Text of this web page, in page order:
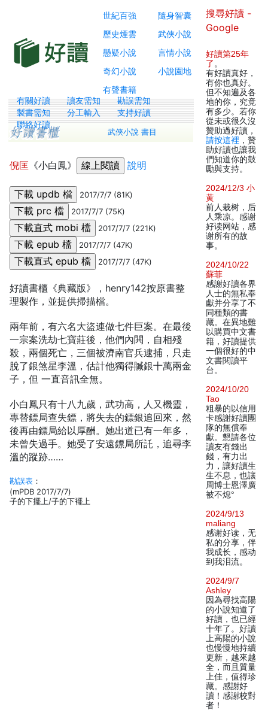
世紀百強
隨身智囊
歷史煙雲
武俠小說
懸疑小說
言情小說
奇幻小說
小說園地
有聲書籍
有關好讀 讀友需知
勘誤需知
製書需知
分工輸入
支持好讀
聯絡好讀
武俠小說 書目
倪匡 《小白鳳》 說明
2017/7/7 (81K)
2017/7/7 (75K)
2017/7/7 (221K)
2017/7/7 (47K)
2017/7/7 (47K)
好讀書櫃《典藏版》，henry142按原書整
理製作，並提供掃描檔。
兩年前，有六名大盜連做七件巨案。在最後
一宗案洗劫七寶莊後，他們內閧，自相殘
殺，兩個死亡，三個被濟南官兵逮捕，只走
脫了銀煞星李溫，估計他獨得贓銀十萬兩金
子，但 一直音訊全無。
小白鳳只有十八九歲，武功高，人又機靈，
專替鏢局查失鏢，將失去的鏢銀追回來，然
後再由鏢局給以厚酬。她出道已有一年多，
未曾失過手。她受了安遠鏢局所託，追尋李
溫的蹤跡……
勘誤表 ：
(mPDB 2017/7/7)
子的下擺上/子的下襬上
搜尋好讀 -
Google
好讀第25年
了 。
有好讀真好，
有你也真好。
但不知遍及各
地的你，究竟
有多少。若你
從未或很久沒
贊助過好讀，
請按這裡 ，贊
助好讀也讓我
們知道你的鼓
勵與支持。
2024/12/3 小
黄
前人栽树，后
人乘凉。感谢
好读网站，感
谢所有的故
事。
2024/10/22
蘇菲
感謝好讀各界
人士的無私奉
獻并分享了不
同種類的書
藏。在異地難
以購買中文書
籍，好讀提供
一個很好的中
文書閱讀平
台。
2024/10/20
Tao
粗暴的以信用
卡感謝好讀團
隊的無償奉
獻。懇請各位
讀友有錢出
錢，有力出
力，讓好讀生
生不息，也讓
周博士恩澤廣
被不熄°
2024/9/13
maliang
感谢好读，无
私的分享，伴
我成长，感动
到我泪流。
2024/9/7
Ashley
因為尋找高陽
的小說知道了
好讀，也已經
十年了。好讀
上高陽的小說
也慢慢地持續
更新，越來越
全，而且質量
上佳，值得珍
藏。感謝好
讀！感謝校對
者！